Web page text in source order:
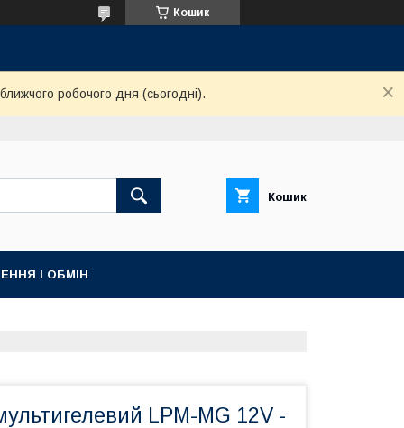
Кошик
робочого дня (сьогодні).
Кошик
І ОБМІН
LPM-MG 12V -